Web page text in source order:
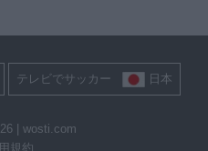
テレビでサッカー 日本
| wosti.com
規約